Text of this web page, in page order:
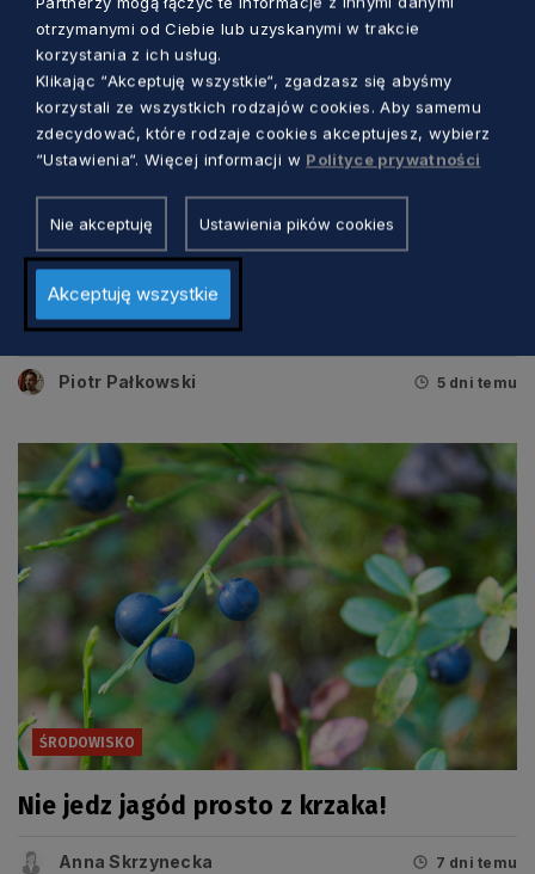
ŚRODOWISKO
Studia dla specjalistów Gospodarki
Obiegu Zamkniętego
Piotr Pałkowski 5 dni temu
ŚRODOWISKO
Nie jedz jagód prosto z krzaka!
Anna Skrzynecka 7 dni temu
otrzymanymi od Ciebie lub uzyskanymi w trakcie
korzystania z ich usług.
Klikając “Akceptuję wszystkie“, zgadzasz się abyśmy
korzystali ze wszystkich rodzajów cookies. Aby samemu
zdecydować, które rodzaje cookies akceptujesz, wybierz
“Ustawienia“. Więcej informacji w Polityce prywatności
Nie akceptuję Ustawienia pików cookies
Akceptuję wszystkie